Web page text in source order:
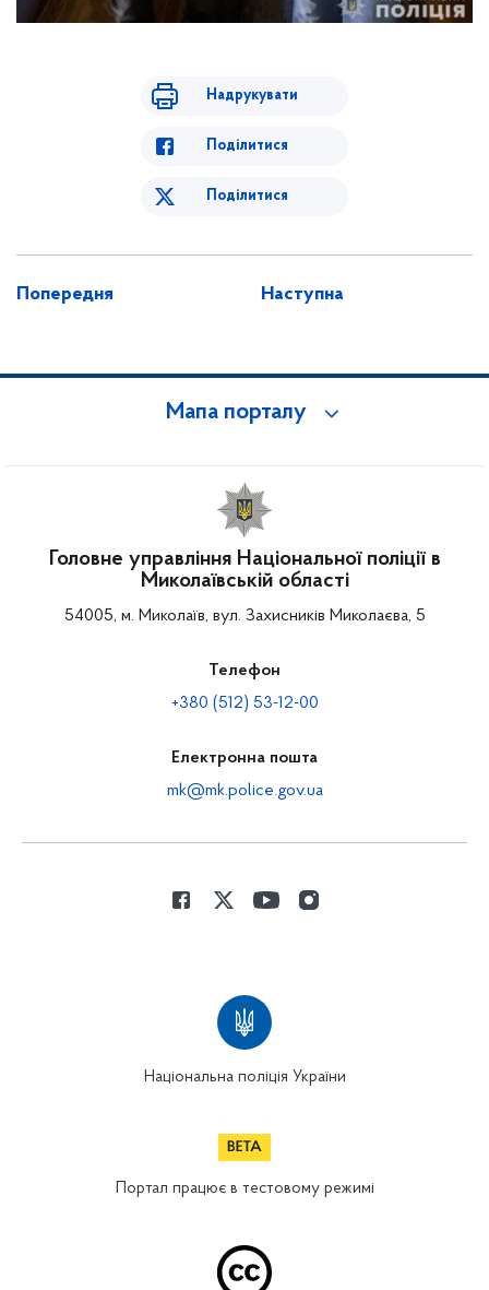
Надрукувати
Поділитися
Поділитися
Попередня Наступна
Мапа порталу
Головне управління Національної поліції в
Миколаївській області
54005, м. Миколаїв, вул. Захисників Миколаєва, 5
Телефон
+380 (512) 53-12-00
Електронна пошта
mk@mk.police.gov.ua
Національна поліція України
Портал працює в тестовому режимі